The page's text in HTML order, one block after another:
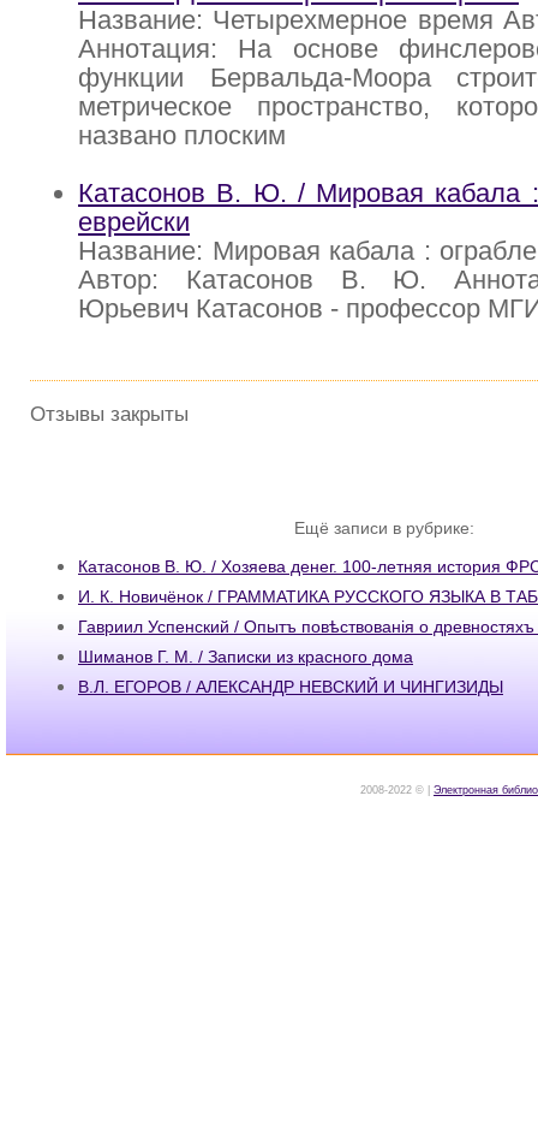
Название: Четырехмерное время
Аннотация: На основе
функции Бервальда-Моора
метрическое пространство,
названо плоским
Катасонов В. Ю. / Мировая кабала
еврейски
Название: Мировая кабала :
Автор: Катасонов В. Ю.
Юрьевич Катасонов - профессор
Отзывы закрыты
Ещё записи в рубрике:
Катасонов В. Ю. / Хозяева денег. 100-летняя история
И. К. Новичёнок / ГРАММАТИКА РУССКОГО ЯЗЫКА В
Гавриил Успенский / Опытъ повѣствованiя о древностяхъ
Шиманов Г. М. / Записки из красного дома
В.Л. ЕГОРОВ / АЛЕКСАНДР НЕВСКИЙ И ЧИНГИЗИДЫ
2008-2022 © | Электронная